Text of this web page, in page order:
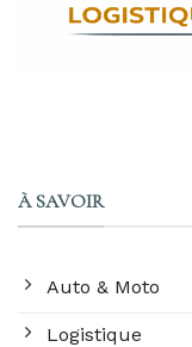
À SAVOIR
Auto & Moto
Logistique